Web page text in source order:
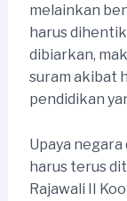
melainkan
harus
dibiarkan,
suram akibat
pendidikan
Upaya
harus terus
Rajawali II